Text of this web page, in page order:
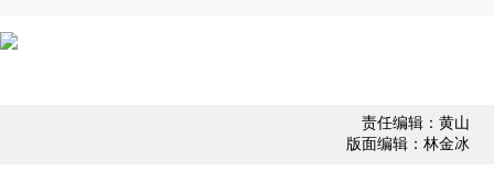
责任编辑：黄山
版面编辑：林金冰